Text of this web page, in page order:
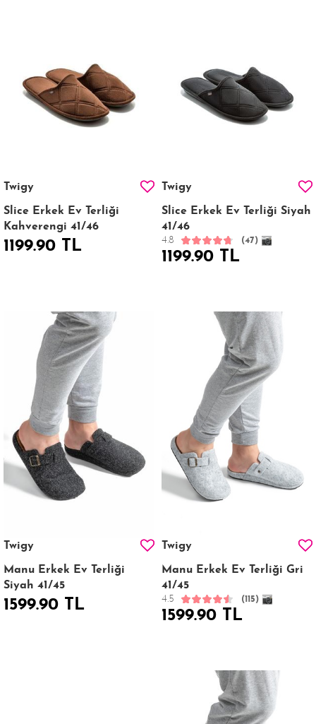
Twigy
Slice Erkek Ev Terliği
Kahverengi 41/46
1199.90 TL
Twigy
Slice Erkek Ev Terliği Siyah
41/46
4.8 (47)
1199.90 TL
Twigy
Manu Erkek Ev Terliği
Siyah 41/45
1599.90 TL
Twigy
Manu Erkek Ev Terliği Gri
41/45
4.5 (115)
1599.90 TL